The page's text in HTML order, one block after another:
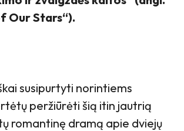
Our Stars“).
susipurtyti norintiems
peržiūrėti šią itin jautrią
romantinę dramą apie dviejų